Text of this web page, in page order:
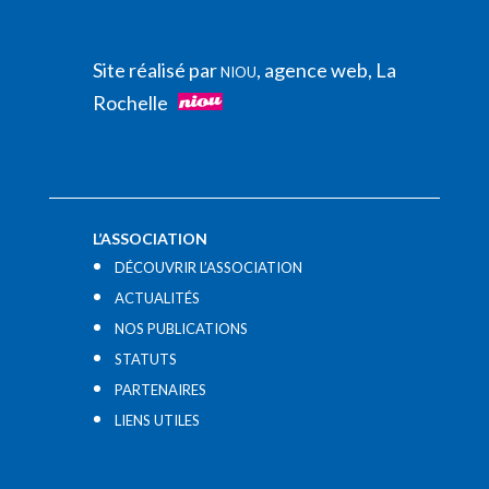
Site réalisé parNIOU, agence web, La
Rochelle
L’ASSOCIATION
DÉCOUVRIR L’ASSOCIATION
ACTUALITÉS
NOS PUBLICATIONS
STATUTS
PARTENAIRES
LIENS UTILES​